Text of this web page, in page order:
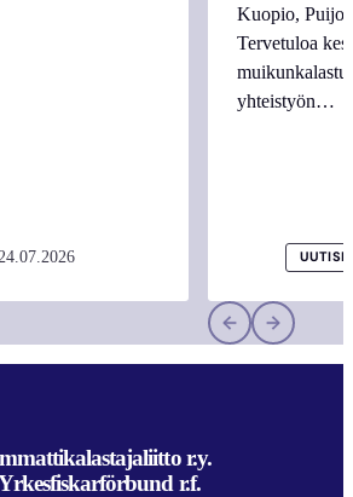
Kuopio,
Tervetuloa
yhteistyön…
r.y.
r.f.